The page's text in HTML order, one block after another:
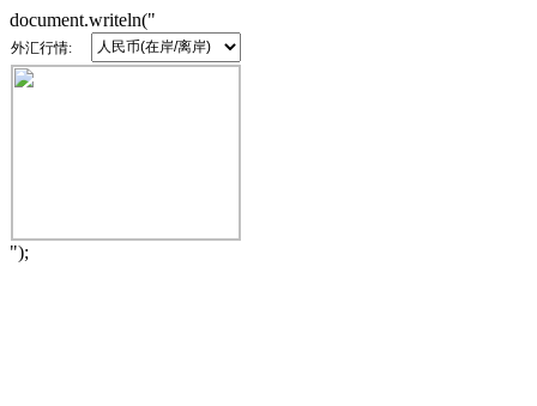
document.writeln("
外汇行情:
");